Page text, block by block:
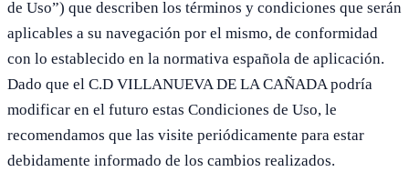
de Uso”) que describen los términos y condiciones que serán
aplicables a su navegación por el mismo, de conformidad
con lo establecido en la normativa española de aplicación.
Dado que el C.D VILLANUEVA DE LA CAÑADA podría
modificar en el futuro estas Condiciones de Uso, le
recomendamos que las visite periódicamente para estar
debidamente informado de los cambios realizados.